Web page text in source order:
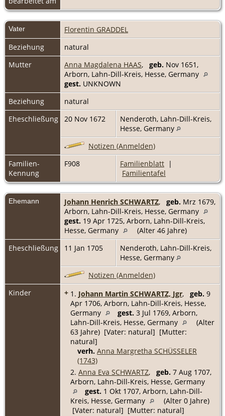
Vater
Florentin GRADDEL
Beziehung
natural
Mutter
Anna Magdalena HAAS, geb. Nov 1651,
Arborn, Lahn-Dill-Kreis, Hesse, Germany
gest. UNKNOWN
Beziehung
natural
Eheschließung
20 Nov 1672
Nenderoth, Lahn-Dill-Kreis,
Hesse, Germany
Notizen (Anmelden)
Familien-
Kennung
F908 Familienblatt |
Familientafel
Ehemann Johann Henrich SCHWARTZ, geb. Mrz 1679,
Arborn, Lahn-Dill-Kreis, Hesse, Germany
gest. 19 Apr 1725, Arborn, Lahn-Dill-Kreis,
Hesse, Germany
(Alter 46 Jahre)
Eheschließung
11 Jan 1705
Nenderoth, Lahn-Dill-Kreis,
Hesse, Germany
Notizen (Anmelden)
Kinder
+ 1. Johann Martin SCHWARTZ, Jgr, geb. 9
Apr 1706, Arborn, Lahn-Dill-Kreis, Hesse,
Germany
gest. 3 Jul 1769, Arborn,
Lahn-Dill-Kreis, Hesse, Germany
(Alter
63 Jahre) [Vater: natural] [Mutter:
natural]
verh. Anna Margretha SCHÜSSELER
(1743)
2. Anna Eva SCHWARTZ, geb. 7 Aug 1707,
Arborn, Lahn-Dill-Kreis, Hesse, Germany
gest. 1 Okt 1707, Arborn, Lahn-Dill-
Kreis, Hesse, Germany
(Alter 0 Jahre)
[Vater: natural] [Mutter: natural]